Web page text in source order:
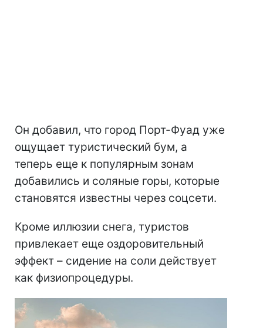
Он добавил, что город Порт-Фуад уже
ощущает туристический бум, а
теперь еще к популярным зонам
добавились и соляные горы, которые
становятся известны через соцсети.
Кроме иллюзии снега, туристов
привлекает еще оздоровительный
эффект – сидение на соли действует
как физиопроцедуры.